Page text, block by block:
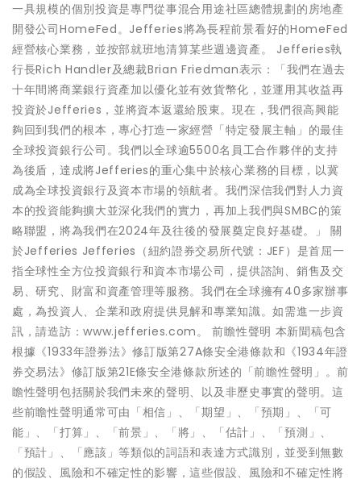
一具規模的個別投資是專門從事混合用途社區總體規劃的房地產
開發公司HomeFed。Jefferies將為長程前景看好的HomeFed
經營核心業務，並按部就班地清算某些週邊資產。 Jefferies執
行長Rich Handler及總裁Brian Friedman表示：「我們在過去
十年間將商業銀行資產加以優化並有效貨幣化，並運用其收益再
投資於Jefferies，並將資本返還給股東。現在，我們很高興能
夠回到我們的根本，專心打造一家經營「特定發展主軸」的最佳
全球投資銀行公司。我們以全球逾5500名員工合作夥伴的支持
為後盾，達成將Jefferies的重心集中於核心業務的目標，以冀
成為全球投資銀行及資本市場的領航者。我們深信我們對人力資
本的投資能夠擴大並深化我們的實力，再加上我們與SMBC的策
略聯盟，將為我們在2024年及往後的發展奠定良好基礎。」 關
於Jefferies Jefferies（紐約證券交易所代號：JEF）是首屈一
指全球性全方位投資銀行和資本市場公司，提供諮詢、銷售及交
易、研究、財富和資產管理等服務。我們在全球擁有40多家辦事
處，為投資人、企業和政府提供見解和專業知識。如需進一步資
訊，請造訪：www.jefferies.com。 前瞻性聲明 本新聞稿包含
根據《1933年證券法》修訂版第27A條安全港條款和《1934年證
券交易法》修訂版第21E條安全港條款所述的「前瞻性聲明」。前
瞻性聲明包括關於我們未來的聲明、以及非歷史事實的聲明。這
些前瞻性聲明通常可由「相信」、「期望」、「預期」、「可
能」、「打算」、「前景」、「將」、「估計」、「預測」、
「預計」、「應該」等類似的詞語和表達方式識別，並受到無數
的假設、風險和不確定性的影響，這些假設、風險和不確定性將